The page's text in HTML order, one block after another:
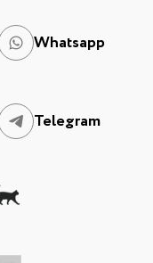
Whatsapp
Telegram